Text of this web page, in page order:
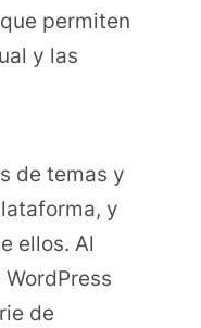
permiten
y las
de temas y
y
ellos. Al
de